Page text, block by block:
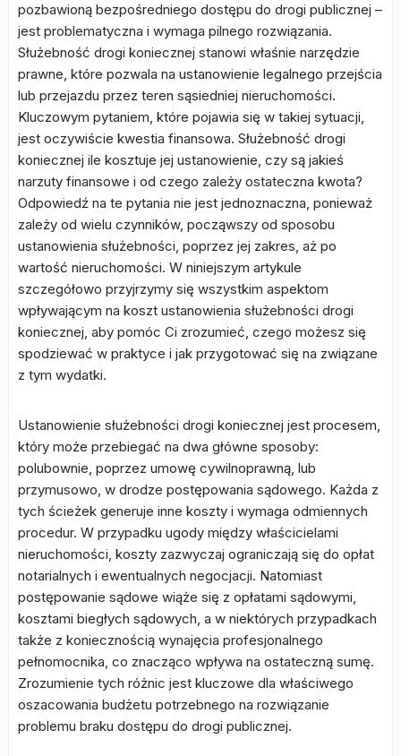
pozbawioną bezpośredniego dostępu do drogi publicznej –
jest problematyczna i wymaga pilnego rozwiązania.
Służebność drogi koniecznej stanowi właśnie narzędzie
prawne, które pozwala na ustanowienie legalnego przejścia
lub przejazdu przez teren sąsiedniej nieruchomości.
Kluczowym pytaniem, które pojawia się w takiej sytuacji,
jest oczywiście kwestia finansowa. Służebność drogi
koniecznej ile kosztuje jej ustanowienie, czy są jakieś
narzuty finansowe i od czego zależy ostateczna kwota?
Odpowiedź na te pytania nie jest jednoznaczna, ponieważ
zależy od wielu czynników, począwszy od sposobu
ustanowienia służebności, poprzez jej zakres, aż po
wartość nieruchomości. W niniejszym artykule
szczegółowo przyjrzymy się wszystkim aspektom
wpływającym na koszt ustanowienia służebności drogi
koniecznej, aby pomóc Ci zrozumieć, czego możesz się
spodziewać w praktyce i jak przygotować się na związane
z tym wydatki.
Ustanowienie służebności drogi koniecznej jest procesem,
który może przebiegać na dwa główne sposoby:
polubownie, poprzez umowę cywilnoprawną, lub
przymusowo, w drodze postępowania sądowego. Każda z
tych ścieżek generuje inne koszty i wymaga odmiennych
procedur. W przypadku ugody między właścicielami
nieruchomości, koszty zazwyczaj ograniczają się do opłat
notarialnych i ewentualnych negocjacji. Natomiast
postępowanie sądowe wiąże się z opłatami sądowymi,
kosztami biegłych sądowych, a w niektórych przypadkach
także z koniecznością wynajęcia profesjonalnego
pełnomocnika, co znacząco wpływa na ostateczną sumę.
Zrozumienie tych różnic jest kluczowe dla właściwego
oszacowania budżetu potrzebnego na rozwiązanie
problemu braku dostępu do drogi publicznej.